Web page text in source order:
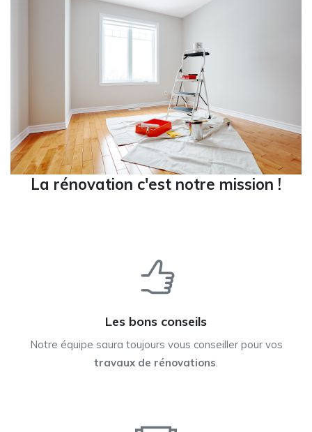
La rénovation c'est notre mission !
Les bons conseils
Notre équipe saura toujours vous conseiller pour vos
travaux de rénovations